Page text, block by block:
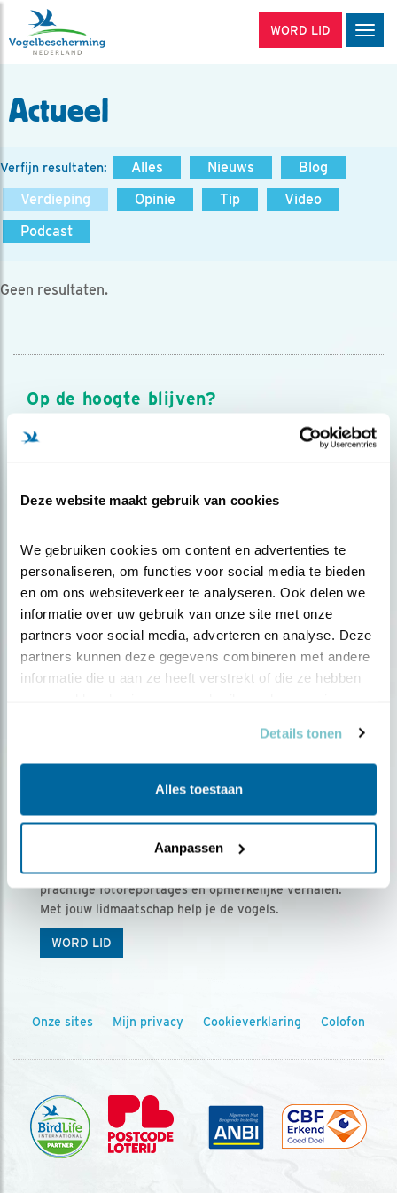
Deze website maakt gebruik van cookies
We gebruiken cookies om content en advertenties te
personaliseren, om functies voor social media te bieden
en om ons websiteverkeer te analyseren. Ook delen we
informatie over uw gebruik van onze site met onze
partners voor social media, adverteren en analyse. Deze
partners kunnen deze gegevens combineren met andere
informatie die u aan ze heeft verstrekt of die ze hebben
Details tonen
Alles toestaan
Aanpassen
WORD LID
Actueel
Verfijn resultaten: Alles Nieuws
Blog
Verdieping
Opinie Tip
Video
Podcast
Geen resultaten.
Op de hoogte blijven?
Meld je aan en ontvang nieuws, inspiratie, acties en tips
over vogels en activiteiten van Vogelbescherming.
Ontvang 5 x Vogels voor € 36,00 per jaar
Vogels is het tijdschrift voor onze leden, met
prachtige fotoreportages en opmerkelijke verhalen.
Met jouw lidmaatschap help je de vogels.
WORD LID
Onze sites Mijn privacy Cookieverklaring Colofon